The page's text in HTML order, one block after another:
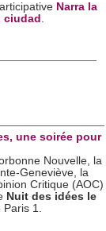
Narra la
ciudad .
une soirée pour
Nouvelle, la
Geneviève, la
Critique (AOC)
Nuit des idées le
Paris 1.